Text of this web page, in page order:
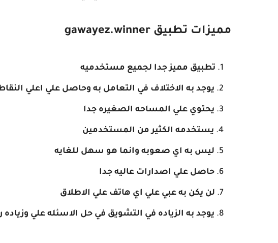
مميزات تطبيق gawayez.winner
تطبيق مميز جدا لجميع مستخدميه
يوجد به الاختلاف في التعامل به وحاصل علي اعلي
يحتوي علي المساحه الصغيره جدا
يستخدمه الكثير من المستخدمين
ليس به اي صعوبه وانما هو سهل للغايه
حاصل علي اصدارات عاليه جدا
لن يكن به عبي علي اي هاتف علي الاطلاق
يوجد به الزياده في التشويق في حل الاسئله علي